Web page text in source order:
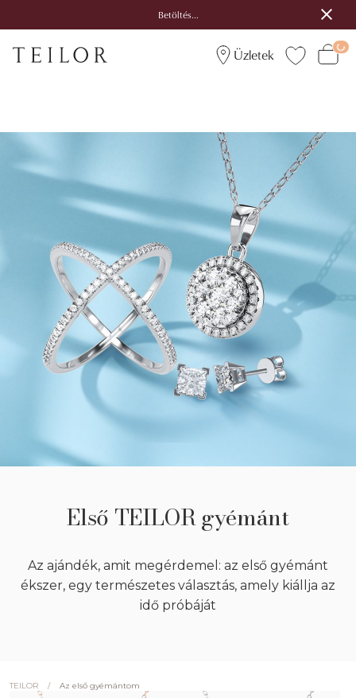
Betöltés...
Üzletek
Első TEILOR gyémánt
Az ajándék, amit megérdemel: az első gyémánt
ékszer, egy természetes választás, amely kiállja az
idő próbáját
TEILOR / Az első gyémántom